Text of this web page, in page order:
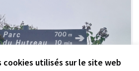
utilisés sur le site web